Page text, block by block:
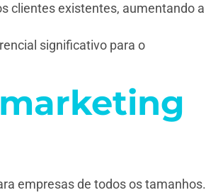
clientes existentes, aumentando a
significativo para o
empresas de todos os tamanhos.